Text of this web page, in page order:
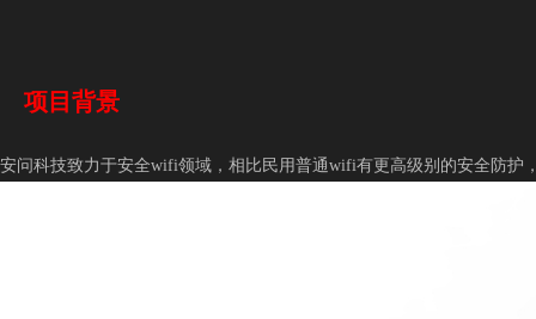
项目背景
安问科技致力于安全wifi领域，相比民用普通wifi有更高级别的安全防护